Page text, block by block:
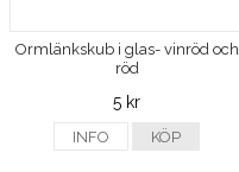
Ormlänkskub i glas- vinröd och
röd
5 kr
INFO KÖP